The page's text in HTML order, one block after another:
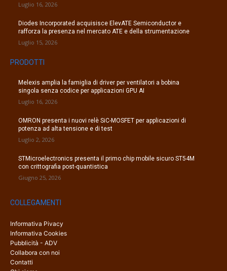
Luglio 16, 2026
Diodes Incorporated acquisisce ElevATE Semiconductor e
rafforza la presenza nel mercato ATE e della strumentazione
Luglio 15, 2026
PRODOTTI
Melexis amplia la famiglia di driver per ventilatori a bobina
singola senza codice per applicazioni GPU AI
Luglio 16, 2026
OMRON presenta i nuovi relè SiC-MOSFET per applicazioni di
potenza ad alta tensione e di test
Luglio 2, 2026
STMicroelectronics presenta il primo chip mobile sicuro ST54M
con crittografia post-quantistica
Giugno 25, 2026
COLLEGAMENTI
Informativa Pivacy
Informativa Cookies
Pubblicità - ADV
Collabora con noi
Contatti